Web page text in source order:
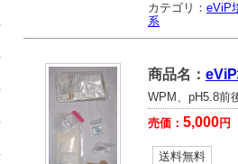
カテゴリ： eViP
系
商品名：
WPM、pH5.8前
売価： 5,000円
送料無料